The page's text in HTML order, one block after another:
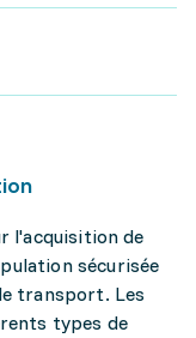
l'acquisition de
sécurisée
transport. Les
types de